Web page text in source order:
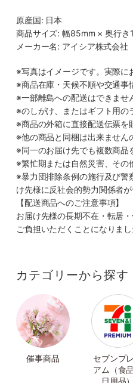
原産国: 日本
商品サイズ: 幅85mm × 奥行
メーカー名: アイシア株式会社
※写真はイメージです。実際に
※商品在庫・天候不順や交通事
※一部離島への配送はできませ
※のしがけ、またはギフト用の
※商品の外箱に直接配送伝票を
※他の商品と同梱は出来ません
※同一のお届け先でも複数商品
※繁忙期または自然災害、その
※暴力団排除条例の施行及び警
け先様に反社会的勢力関係者
【配送商品へのご注意事項】
お届け先様の長期不在・転居
ご負担いただくことになりま
カテゴリーから探す
催事商品
セブンプ
アム（食